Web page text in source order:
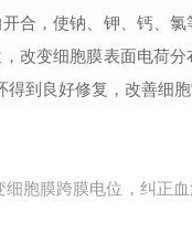
合，使钠、钾、钙、
改变细胞膜表面电荷
到良好修复，改善细胞
胞膜跨膜电位，纠正